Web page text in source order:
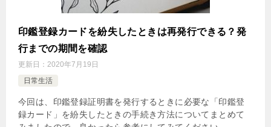
印鑑登録カードを紛失したときは再発行できる？発
行までの期間を確認
更新日： 2020年7月19日
日常生活
今回は、印鑑登録証明書を発行するときに必要な「印鑑登
録カード」を紛失したときの手続き方法についてまとめて